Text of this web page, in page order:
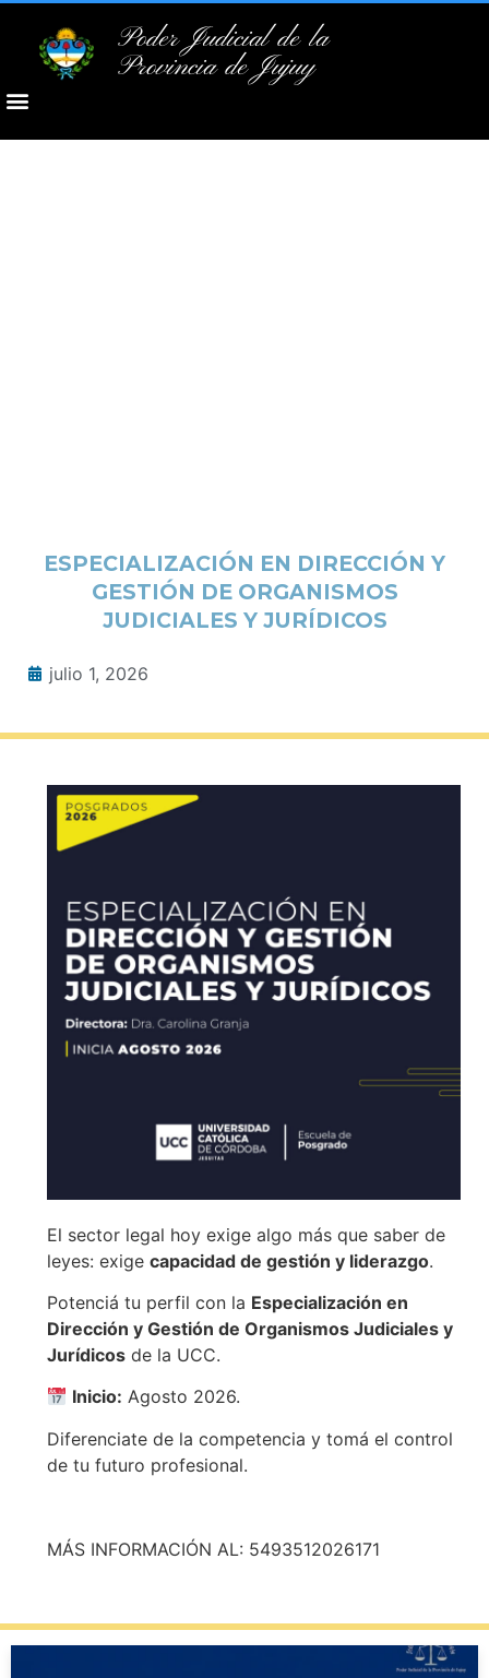
Poder Judicial de la
Provincia de Jujuy
ESPECIALIZACIÓN EN DIRECCIÓN Y
GESTIÓN DE ORGANISMOS
JUDICIALES Y JURÍDICOS
julio 1, 2026
El sector legal hoy exige algo más que saber de
leyes: exige capacidad de gestión y liderazgo.
Potenciá tu perfil con la Especialización en
Dirección y Gestión de Organismos Judiciales y
Jurídicosde la UCC.
Inicio: Agosto 2026.
Diferenciate de la competencia y tomá el control
de tu futuro profesional.
MÁS INFORMACIÓN AL: 5493512026171